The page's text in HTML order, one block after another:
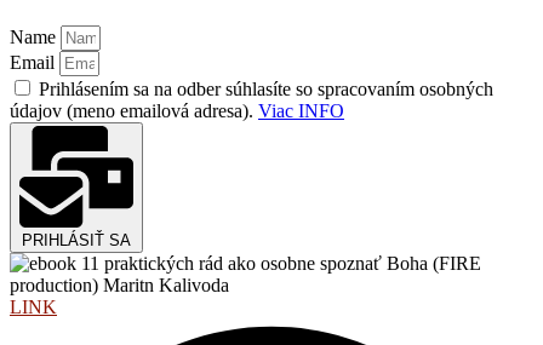
Name
Email
Prihlásením sa na odber súhlasíte so spracovaním osobných
údajov (meno emailová adresa). Viac INFO
PRIHLÁSIŤ SA
LINK